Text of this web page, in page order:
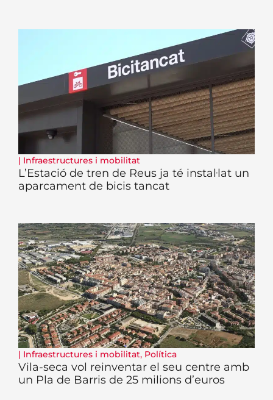
| Infraestructures i mobilitat
L’Estació de tren de Reus ja té instal·lat un
aparcament de bicis tancat
| Infraestructures i mobilitat, Política
Vila-seca vol reinventar el seu centre amb
un Pla de Barris de 25 milions d’euros